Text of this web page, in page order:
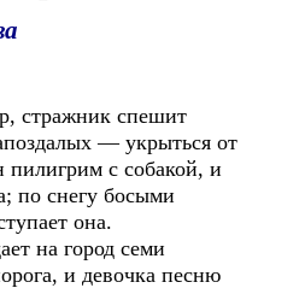
стражник спешит
— укрыться от
с собакой, и
по снегу босыми
она.
на город семи
и девочка песню